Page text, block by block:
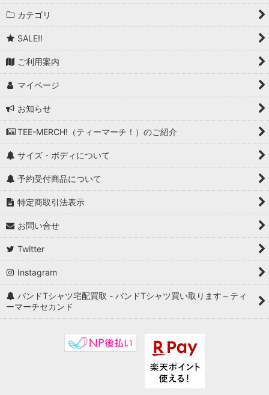
カテゴリ
SALE!!
ご利用案内
マイページ
お知らせ
TEE-MERCH!（ティーマーチ！）のご紹介
サイズ・ボディについて
予約受付商品について
特定商取引法表示
お問い合せ
Twitter
Instagram
バンドTシャツ宅配買取 - バンドTシャツ買い取ります～ティ
ーマーチセカンド